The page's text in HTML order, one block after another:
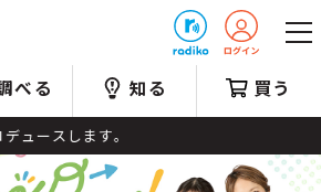
べる 知る 買う
ます。